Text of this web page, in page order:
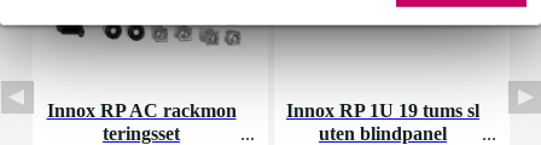
Innox RP AC rackmon
teringsset
Innox RP 1U 19 tums sl
uten blindpanel